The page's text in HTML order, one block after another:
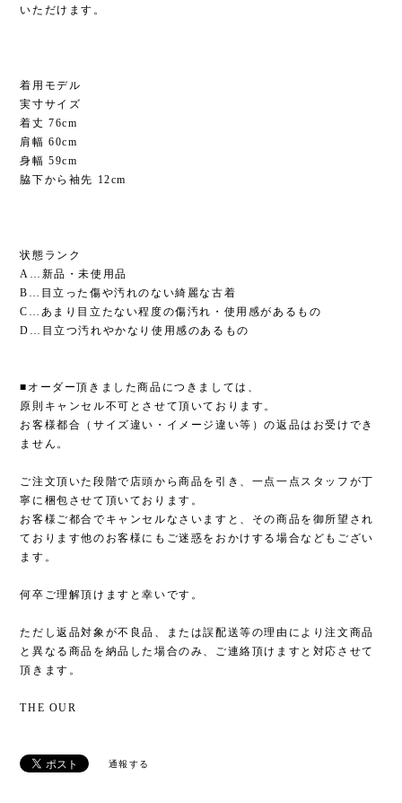
いただけます。
着用モデル
実寸サイズ
着丈 76cm
肩幅 60cm
身幅 59cm
脇下から袖先 12cm
状態ランク
A…新品・未使用品
B…目立った傷や汚れのない綺麗な古着
C…あまり目立たない程度の傷汚れ・使用感があるもの
D…目立つ汚れやかなり使用感のあるもの
■オーダー頂きました商品につきましては、
原則キャンセル不可とさせて頂いております。
お客様都合（サイズ違い・イメージ違い等）の返品はお受けでき
ません。
ご注文頂いた段階で店頭から商品を引き、一点一点スタッフが丁
寧に梱包させて頂いております。
お客様ご都合でキャンセルなさいますと、その商品を御所望され
ております他のお客様にもご迷惑をおかけする場合などもござい
ます。
何卒ご理解頂けますと幸いです。
ただし返品対象が不良品、または誤配送等の理由により注文商品
と異なる商品を納品した場合のみ、ご連絡頂けますと対応させて
頂きます。
THE OUR
通報する